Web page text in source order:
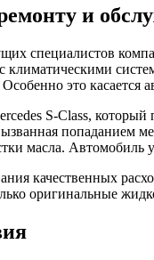
и
специалистов
климатическими
это
S-Class,
масла.
качественных
оригинальные